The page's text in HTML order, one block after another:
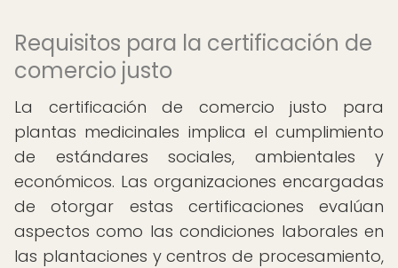
Requisitos para la certificación de
comercio justo
La certificación de comercio justo para
plantas medicinales implica el cumplimiento
de estándares sociales, ambientales y
económicos. Las organizaciones encargadas
de otorgar estas certificaciones evalúan
aspectos como las condiciones laborales en
las plantaciones y centros de procesamiento,